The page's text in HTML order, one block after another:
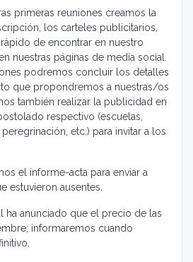
primeras reuniones creamos la
los carteles publicitarios,
de encontrar en nuestro
nuestras páginas de media social.
podremos concluir los detalles
que propondremos a nuestras/os
también realizar la publicidad en
respectivo (escuelas,
etc.) para invitar a los
el informe-acta para enviar a
estuvieron ausentes.
ha anunciado que el precio de las
informaremos cuando